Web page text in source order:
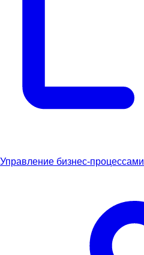
Управление бизнес-процессами